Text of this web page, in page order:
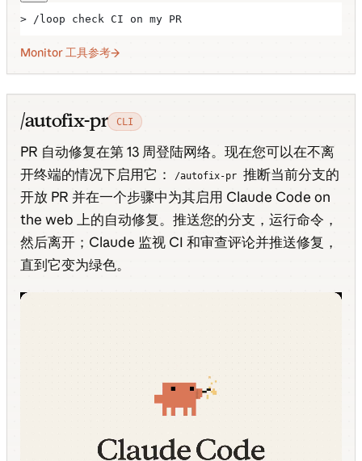
> /loop check CI on my PR
Monitor 工具参考
/autofix-pr CLI
PR 自动修复在第 13 周登陆网络。现在您可以在不离
开终端的情况下启用它：
/autofix-pr 推断当前分支的
开放 PR 并在一个步骤中为其启用 Claude Code on
the web 上的自动修复。推送您的分支，运行命令，
然后离开；Claude 监视 CI 和审查评论并推送修复，
直到它变为绿色。